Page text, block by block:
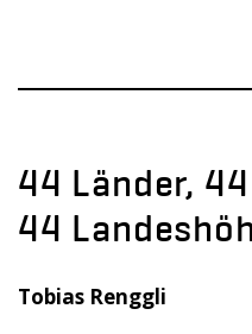
44 Länder,
44
Tobias Renggli